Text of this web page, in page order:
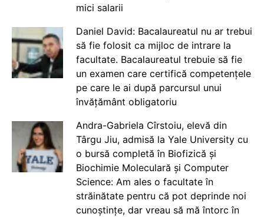
mici salarii
Daniel David: Bacalaureatul nu ar trebui
să fie folosit ca mijloc de intrare la
facultate. Bacalaureatul trebuie să fie
un examen care certifică competențele
pe care le ai după parcursul unui
învățământ obligatoriu
Andra-Gabriela Cîrstoiu, elevă din
Târgu Jiu, admisă la Yale University cu
o bursă completă în Biofizică și
Biochimie Moleculară și Computer
Science: Am ales o facultate în
străinătate pentru că pot deprinde noi
cunoștințe, dar vreau să mă întorc în